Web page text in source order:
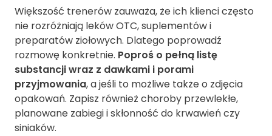
Większość trenerów zauważa, że ich klienci często
nie rozróżniają leków OTC, suplementów i
preparatów ziołowych. Dlatego poprowadź
rozmowę konkretnie. Poproś o pełną listę
substancji wraz z dawkami i porami
przyjmowania, a jeśli to możliwe także o zdjęcia
opakowań. Zapisz również choroby przewlekłe,
planowane zabiegi i skłonność do krwawień czy
siniaków.